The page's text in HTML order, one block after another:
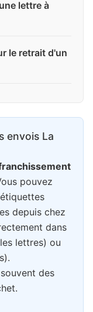
lettre à
le retrait d'un
envois La
pouvez
depuis chez
dans
lettres) ou
des